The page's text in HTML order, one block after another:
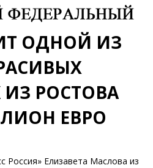
ОДНОЙ ИЗ
РОСТОВА
ЕВРО
Россия» Елизавета Маслова из